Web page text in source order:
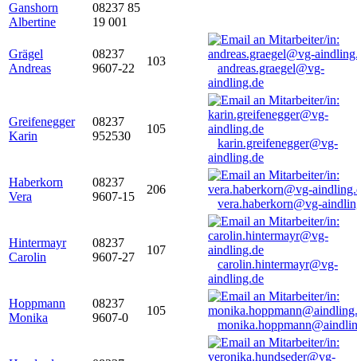
Ganshorn
Albertine
08237 85
19 001
Grägel
Andreas
08237
9607-22
103
andreas.graegel@vg-
aindling.de
Greifenegger
Karin
08237
952530
105
karin.greifenegger@vg-
aindling.de
Haberkorn
Vera
08237
9607-15
206
vera.haberkorn@vg-
Hintermayr
Carolin
08237
9607-27
107
carolin.hintermayr@vg-
aindling.de
Hoppmann
Monika
08237
9607-0
105